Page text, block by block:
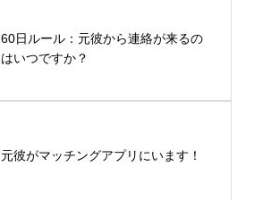
60日ルール：元彼から連絡が来るの
はいつですか？
元彼がマッチングアプリにいます！